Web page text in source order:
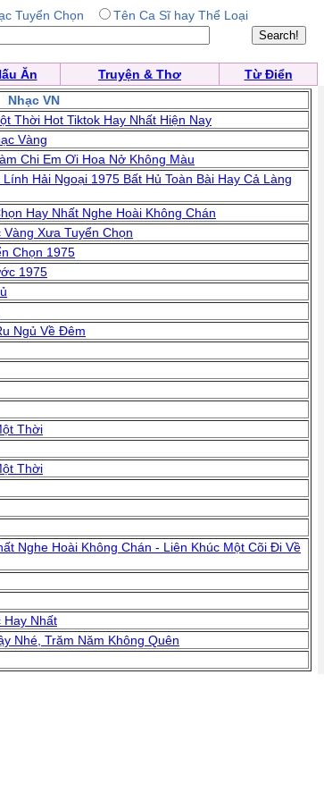
Tuyển Chọn Tên Ca Sĩ hay Thể Loại
Ăn Truyện & Thơ
Từ Điển
Nhạc VN
Thời Hot Tiktok Hay Nhất Hiện Nay
Vàng
Chi Em Ơi Hoa Nở Không Màu
Hải Ngoại 1975 Bất Hủ Toàn Bài Hay Cả Làng
Hay Nhất Nghe Hoài Không Chán
Xưa Tuyển Chọn
Chọn 1975
1975
Ngủ Về Đêm
Thời
Thời
Nghe Hoài Không Chán - Liên Khúc Một Cõi Đi Về
Hay Nhất
Nhé, Trăm Năm Không Quên